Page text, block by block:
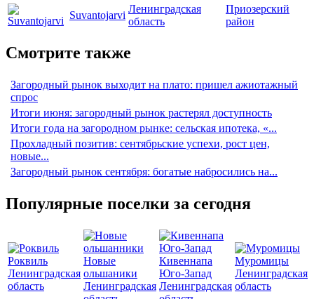
Suvantojarvi
Ленинградская
область
Приозерский
район
Смотрите также
Загородный рынок выходит на плато: пришел ажиотажный
спрос
Итоги июня: загородный рынок растерял доступность
Итоги года на загородном рынке: сельская ипотека, «...
Прохладный позитив: сентябрьские успехи, рост цен,
новые...
Загородный рынок сентября: богатые набросились на...
Популярные поселки за сегодня
Роквиль
Ленинградская
область
Новые
ольшаники
Ленинградская
Кивеннапа
Юго-Запад
Ленинградская
Муромицы
Ленинградская
область